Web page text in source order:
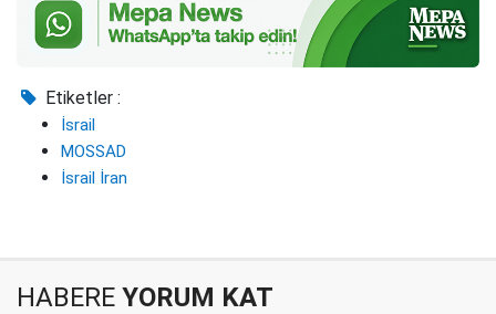
Etiketler :
İsrail
MOSSAD
İsrail İran
HABERE YORUM KAT